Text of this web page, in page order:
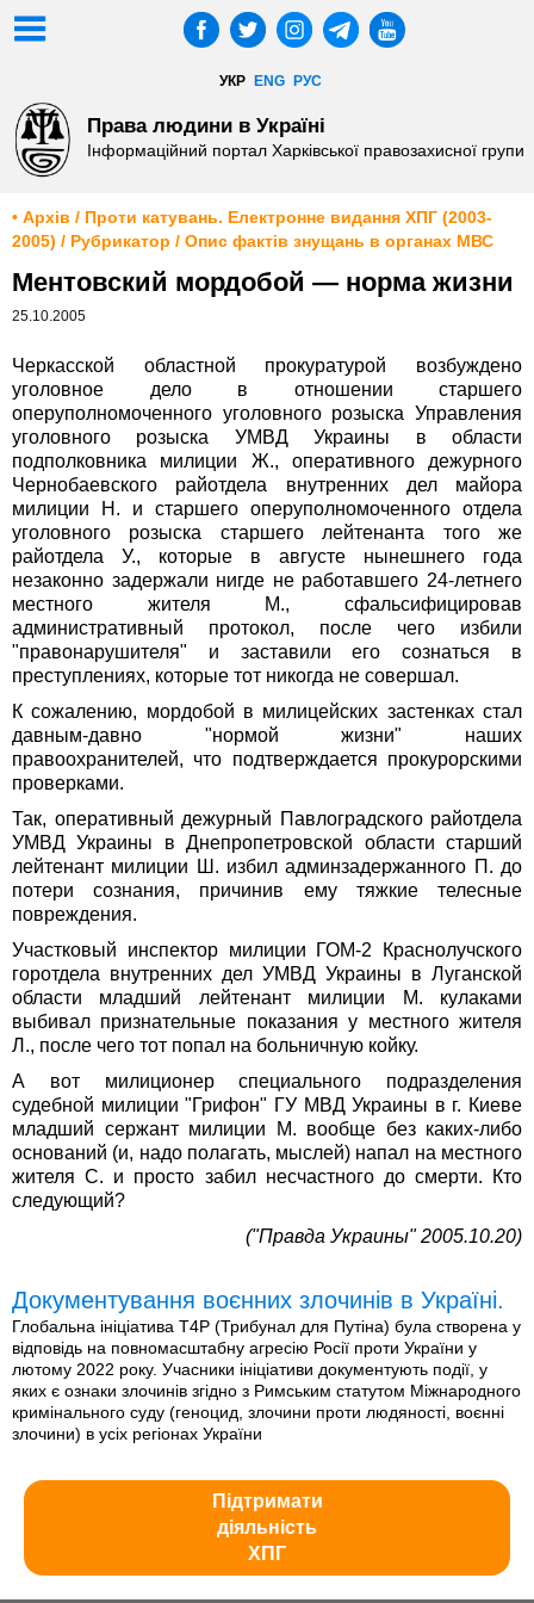
УКР ENG РУС
Права людини в Україні
Інформаційний портал Харківської правозахисної групи
• Архів / Проти катувань. Електронне видання ХПГ (2003-
2005) / Рубрикатор / Опис фактів знущань в органах МВС
Ментовский мордобой — норма жизни
25.10.2005
Черкасской областной прокуратурой возбуждено
уголовное дело в отношении старшего
оперуполномоченного уголовного розыска Управления
уголовного розыска УМВД Украины в области
подполковника милиции Ж., оперативного дежурного
Чернобаевского райотдела внутренних дел майора
милиции Н. и старшего оперуполномоченного отдела
уголовного розыска старшего лейтенанта того же
райотдела У., которые в августе нынешнего года
незаконно задержали нигде не работавшего 24-летнего
местного жителя М., сфальсифицировав
административный протокол, после чего избили
"правонарушителя" и заставили его сознаться в
преступлениях, которые тот никогда не совершал.
К сожалению, мордобой в милицейских застенках стал
давным-давно "нормой жизни" наших
правоохранителей, что подтверждается прокурорскими
проверками.
Так, оперативный дежурный Павлоградского райотдела
УМВД Украины в Днепропетровской области старший
лейтенант милиции Ш. избил админзадержанного П. до
потери сознания, причинив ему тяжкие телесные
повреждения.
Участковый инспектор милиции ГОМ-2 Краснолучского
горотдела внутренних дел УМВД Украины в Луганской
области младший лейтенант милиции М. кулаками
выбивал признательные показания у местного жителя
Л., после чего тот попал на больничную койку.
А вот милиционер специального подразделения
судебной милиции "Грифон" ГУ МВД Украины в г. Киеве
младший сержант милиции М. вообще без каких-либо
оснований (и, надо полагать, мыслей) напал на местного
жителя С. и просто забил несчастного до смерти. Кто
следующий?
("Правда Украины" 2005.10.20)
Документування воєнних злочинів в Україні.
Глобальна ініціатива T4P (Трибунал для Путіна) була створена у
відповідь на повномасштабну агресію Росії проти України у
лютому 2022 року. Учасники ініціативи документують події, у
яких є ознаки злочинів згідно з Римським статутом Міжнародного
кримінального суду (геноцид, злочини проти людяності, воєнні
злочини) в усіх регіонах України
Підтримати
діяльність
ХПГ